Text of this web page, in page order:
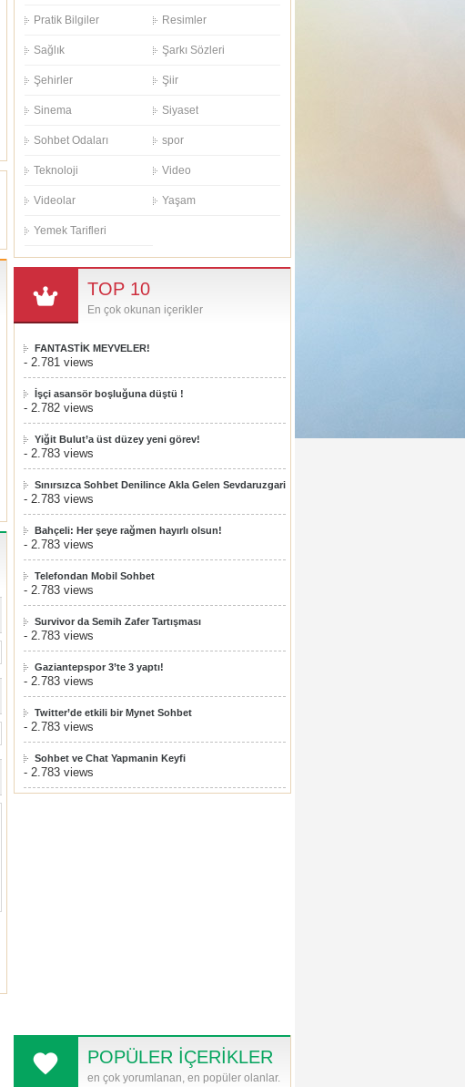
Pratik Bilgiler Resimler
Sağlık Şarkı Sözleri
Şehirler Şiir
Sinema Siyaset
Sohbet Odaları spor
Teknoloji Video
Videolar Yaşam
Yemek Tarifleri
TOP 10
En çok okunan içerikler
FANTASTİK MEYVELER!
- 2.781 views
İşçi asansör boşluğuna düştü !
- 2.782 views
Yiğit Bulut’a üst düzey yeni görev!
- 2.783 views
Sınırsızca Sohbet Denilince Akla Gelen Sevdaruzgari
- 2.783 views
Bahçeli: Her şeye rağmen hayırlı olsun!
- 2.783 views
Telefondan Mobil Sohbet
- 2.783 views
Survivor da Semih Zafer Tartışması
- 2.783 views
Gaziantepspor 3’te 3 yaptı!
- 2.783 views
Twitter’de etkili bir Mynet Sohbet
- 2.783 views
Sohbet ve Chat Yapmanin Keyfi
- 2.783 views
POPÜLER İÇERİKLER
en çok yorumlanan, en popüler olanlar.